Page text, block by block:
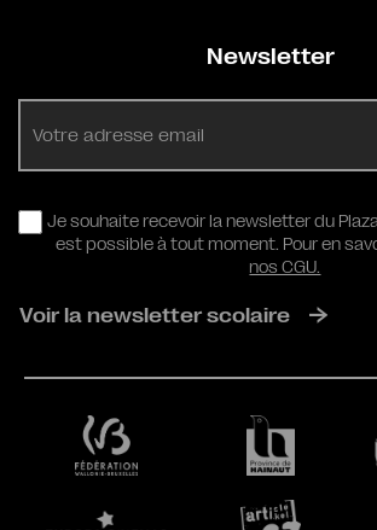
Newsletter
RGPD
Je souhaite recevoir la newsletter du
est possible à tout moment. Pour en
nos CGU.
Voir la newsletter scolaire